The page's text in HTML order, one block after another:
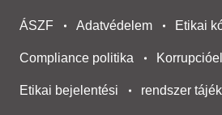
ÁSZF Adatvédelem Etikai
Compliance politika
Etikai bejelentési rendszer